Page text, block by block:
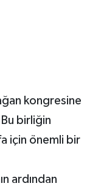
kongresine
birliğin
için önemli bir
ardından